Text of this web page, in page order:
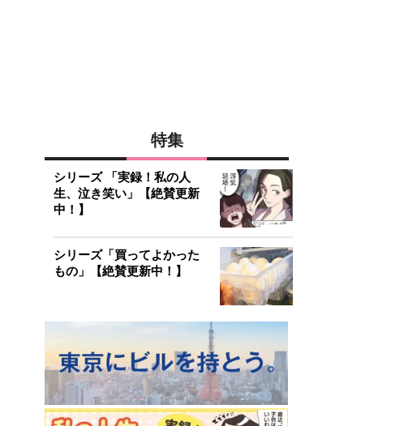
特集
シリーズ 「実録！私の人
生、泣き笑い」【絶賛更新
中！】
シリーズ「買ってよかった
もの」【絶賛更新中！】